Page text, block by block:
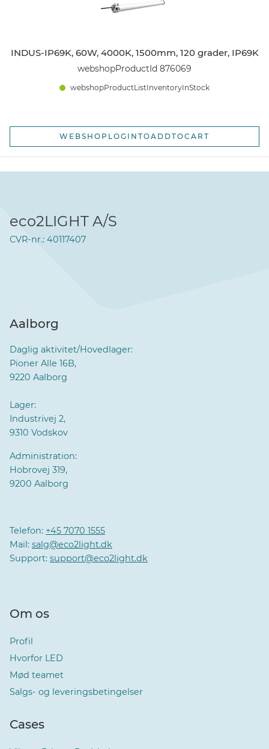
INDUS-IP69K, 60W, 4000K, 1500mm, 120 grader, IP69K
webshopProductId 876069
webshopProductListInventoryInStock
WEBSHOPLOGINTOADDTOCART
eco2LIGHT A/S
CVR-nr.: 40117407
Aalborg
Daglig aktivitet/Hovedlager:
Pioner Alle 16B,
9220 Aalborg
Lager:
Industrivej 2,
9310 Vodskov
Administration:
Hobrovej 319,
9200 Aalborg
Telefon: +45 7070 1555
Mail: salg@eco2light.dk
Support: support@eco2light.dk
Om os
Profil
Hvorfor LED
Mød teamet
Salgs- og leveringsbetingelser
Cases